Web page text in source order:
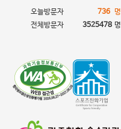
오늘방문자 736 명
전체방문자
3525478 명